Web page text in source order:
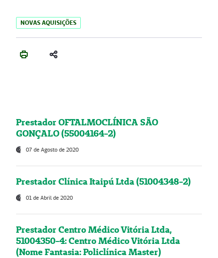
NOVAS AQUISIÇÕES
Prestador OFTALMOCLÍNICA SÃO
GONÇALO (55004164-2)
07 de Agosto de 2020
Prestador Clínica Itaipú Ltda (51004348-2)
01 de Abril de 2020
Prestador Centro Médico Vitória Ltda,
51004350-4: Centro Médico Vitória Ltda
(Nome Fantasia: Policlínica Master)